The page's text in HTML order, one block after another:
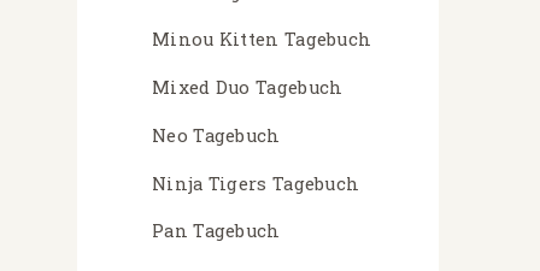
Minou Kitten Tagebuch
Mixed Duo Tagebuch
Neo Tagebuch
Ninja Tigers Tagebuch
Pan Tagebuch